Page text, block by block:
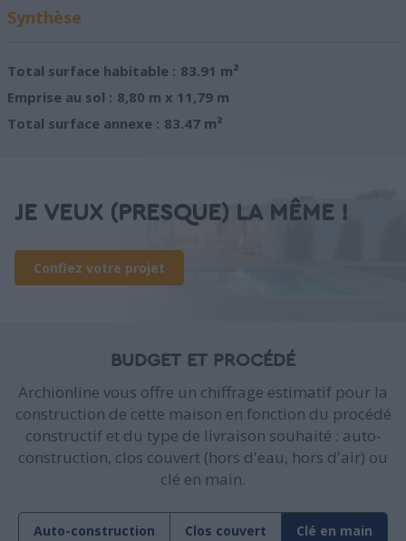
Synthèse
Total surface habitable : 83.91 m²
Emprise au sol : 8,80 m x 11,79 m
Total surface annexe : 83.47 m²
JE VEUX (PRESQUE) LA MÊME !
Confiez votre projet
BUDGET ET PROCÉDÉ
Archionline vous offre un chiffrage estimatif pour la
construction de cette maison en fonction du procédé
constructif et du type de livraison souhaité : auto-
construction, clos couvert (hors d'eau, hors d'air) ou
clé en main.
Auto-construction Clos couvert Clé en main